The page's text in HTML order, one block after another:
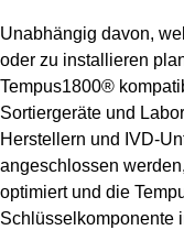
Unabhängig davon,
oder zu installieren
Tempus1800®
Sortiergeräte und
Herstellern und IVD-
angeschlossen
optimiert und die
Schlüsselkomponente